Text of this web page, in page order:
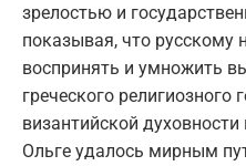
зрелостью и
показывая, что русскому
воспринять и умножить
греческого религиозного
византийской
Ольге удалось мирным